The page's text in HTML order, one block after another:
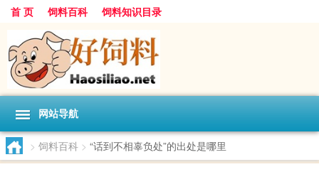
首 页 饲料百科 饲料知识目录
网站导航
> 饲料百科 > “话到不相辜负处”的出处是哪里